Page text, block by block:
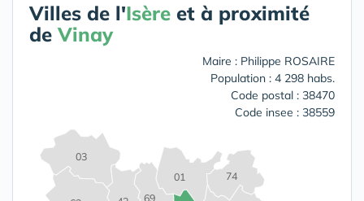
Villes de l'Isère et à proximité
de Vinay
Maire : Philippe ROSAIRE
Population : 4 298 habs.
Code postal : 38470
Code insee : 38559
01
03
69
74